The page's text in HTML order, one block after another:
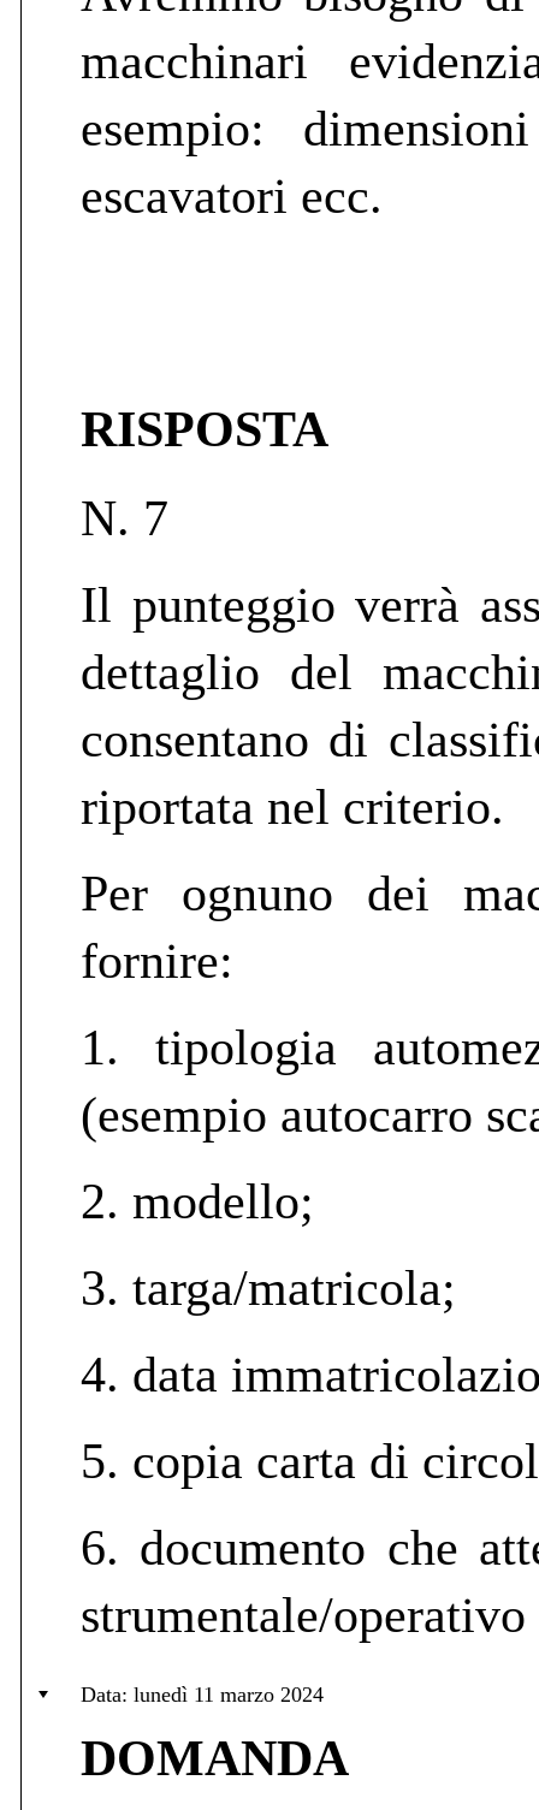
macchinari
esempio:
escavatori ecc.
RISPOSTA
N. 7
Il punteggio verrà
dettaglio del
consentano di
riportata nel criterio.
Per ognuno dei
fornire:
1. tipologia
(esempio autocarro
2. modello;
3. targa/matricola;
4. data
5. copia carta di
6. documento che
strumentale/
Data: lunedì 11 marzo 2024
DOMANDA